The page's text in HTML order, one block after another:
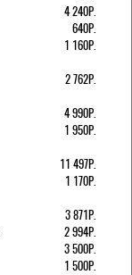
4 240Р.
640Р.
1 160Р.
2 762Р.
4 990Р.
1 950Р.
11 497Р.
1 170Р.
3 871Р.
2 994Р.
3 500Р.
1 500Р.